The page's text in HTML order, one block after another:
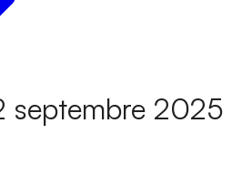
septembre 2025